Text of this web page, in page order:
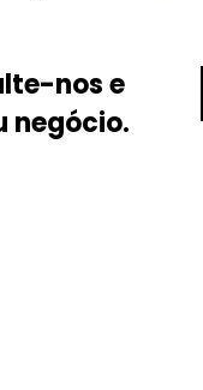
nos e
negócio.